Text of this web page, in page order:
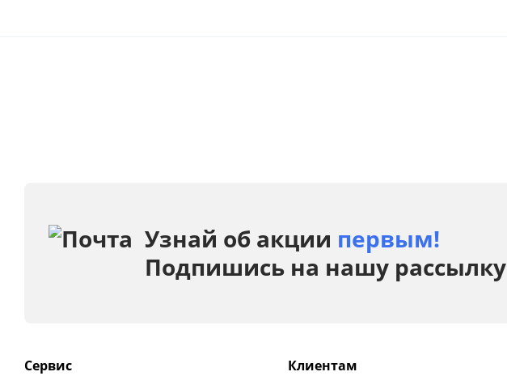
Узнай об акции первым!
Подпишись на нашу рассылку
Сервис Клиентам